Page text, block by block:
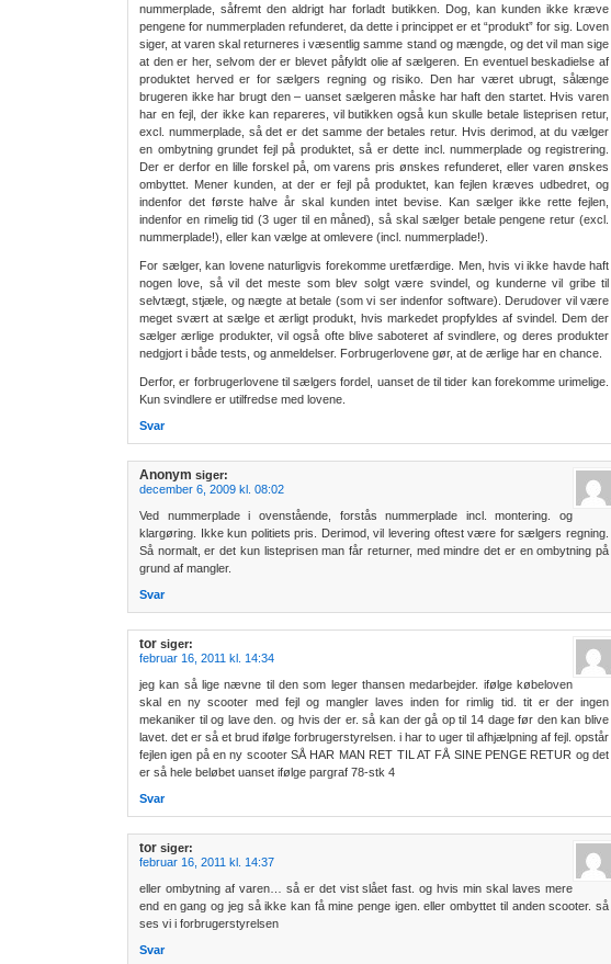
nummerplade, såfremt den aldrigt har forladt butikken. Dog, kan kunden ikke kræve
pengene for nummerpladen refunderet, da dette i princippet er et “produkt” for sig. Loven
siger, at varen skal returneres i væsentlig samme stand og mængde, og det vil man sige
at den er her, selvom der er blevet påfyldt olie af sælgeren. En eventuel beskadielse af
produktet herved er for sælgers regning og risiko. Den har været ubrugt, sålænge
brugeren ikke har brugt den – uanset sælgeren måske har haft den startet. Hvis varen
har en fejl, der ikke kan repareres, vil butikken også kun skulle betale listeprisen retur,
excl. nummerplade, så det er det samme der betales retur. Hvis derimod, at du vælger
en ombytning grundet fejl på produktet, så er dette incl. nummerplade og registrering.
Der er derfor en lille forskel på, om varens pris ønskes refunderet, eller varen ønskes
ombyttet. Mener kunden, at der er fejl på produktet, kan fejlen kræves udbedret, og
indenfor det første halve år skal kunden intet bevise. Kan sælger ikke rette fejlen,
indenfor en rimelig tid (3 uger til en måned), så skal sælger betale pengene retur (excl.
nummerplade!), eller kan vælge at omlevere (incl. nummerplade!).
For sælger, kan lovene naturligvis forekomme uretfærdige. Men, hvis vi ikke havde haft
nogen love, så vil det meste som blev solgt være svindel, og kunderne vil gribe til
selvtægt, stjæle, og nægte at betale (som vi ser indenfor software). Derudover vil være
meget svært at sælge et ærligt produkt, hvis markedet propfyldes af svindel. Dem der
sælger ærlige produkter, vil også ofte blive saboteret af svindlere, og deres produkter
nedgjort i både tests, og anmeldelser. Forbrugerlovene gør, at de ærlige har en chance.
Derfor, er forbrugerlovene til sælgers fordel, uanset de til tider kan forekomme urimelige.
Kun svindlere er utilfredse med lovene.
Svar
Anonym siger:
december 6, 2009 kl. 08:02
Ved nummerplade i ovenstående, forstås nummerplade incl. montering. og
klargøring. Ikke kun politiets pris. Derimod, vil levering oftest være for sælgers regning.
Så normalt, er det kun listeprisen man får returner, med mindre det er en ombytning på
grund af mangler.
Svar
tor siger:
februar 16, 2011 kl. 14:34
jeg kan så lige nævne til den som leger thansen medarbejder. ifølge købeloven
skal en ny scooter med fejl og mangler laves inden for rimlig tid. tit er der ingen
mekaniker til og lave den. og hvis der er. så kan der gå op til 14 dage før den kan blive
lavet. det er så et brud ifølge forbrugerstyrelsen. i har to uger til afhjælpning af fejl. opstår
fejlen igen på en ny scooter SÅ HAR MAN RET TIL AT FÅ SINE PENGE RETUR og det
er så hele beløbet uanset ifølge pargraf 78-stk 4
Svar
tor siger:
februar 16, 2011 kl. 14:37
eller ombytning af varen… så er det vist slået fast. og hvis min skal laves mere
end en gang og jeg så ikke kan få mine penge igen. eller ombyttet til anden scooter. så
ses vi i forbrugerstyrelsen
Svar